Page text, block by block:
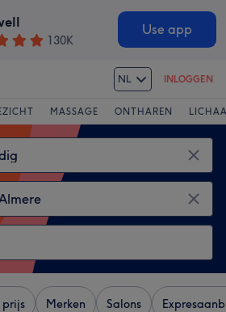
130K
Use app
NL INLOGGEN
MASSAGE ONTHAREN
prijs Merken Salons